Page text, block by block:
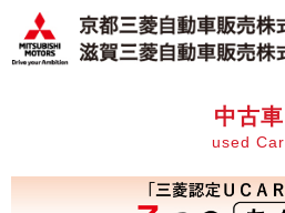
中古車
used Car